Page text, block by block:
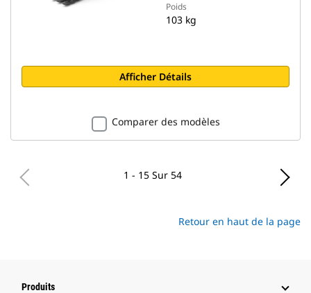
Poids
103 kg
Afficher Détails
Comparer des modèles
1 - 15 Sur 54
Retour en haut de la page
Produits